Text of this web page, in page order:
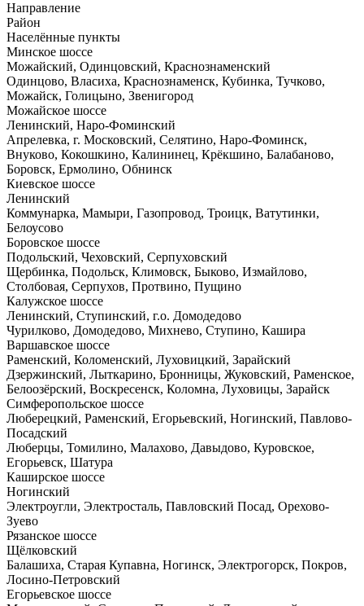
Направление
Район
Населённые пункты
Минское шоссе
Можайский, Одинцовский, Краснознаменский
Одинцово, Власиха, Краснознаменск, Кубинка, Тучково,
Можайск, Голицыно, Звенигород
Можайское шоссе
Ленинский, Наро-Фоминский
Апрелевка, г. Московский, Селятино, Наро-Фоминск,
Внуково, Кокошкино, Калининец, Крёкшино, Балабаново,
Боровск, Ермолино, Обнинск
Киевское шоссе
Ленинский
Коммунарка, Мамыри, Газопровод, Троицк, Ватутинки,
Белоусово
Боровское шоссе
Подольский, Чеховский, Серпуховский
Щербинка, Подольск, Климовск, Быково, Измайлово,
Столбовая, Серпухов, Протвино, Пущино
Калужское шоссе
Ленинский, Ступинский, г.о. Домодедово
Чурилково, Домодедово, Михнево, Ступино, Кашира
Варшавское шоссе
Раменский, Коломенский, Луховицкий, Зарайский
Дзержинский, Лыткарино, Бронницы, Жуковский, Раменское,
Белоозёрский, Воскресенск, Коломна, Луховицы, Зарайск
Симферопольское шоссе
Люберецкий, Раменский, Егорьевский, Ногинский, Павлово-
Посадский
Люберцы, Томилино, Малахово, Давыдово, Куровское,
Егорьевск, Шатура
Каширское шоссе
Ногинский
Электроугли, Электросталь, Павловский Посад, Орехово-
Зуево
Рязанское шоссе
Щёлковский
Балашиха, Старая Купавна, Ногинск, Электрогорск, Покров,
Лосино-Петровский
Егорьевское шоссе